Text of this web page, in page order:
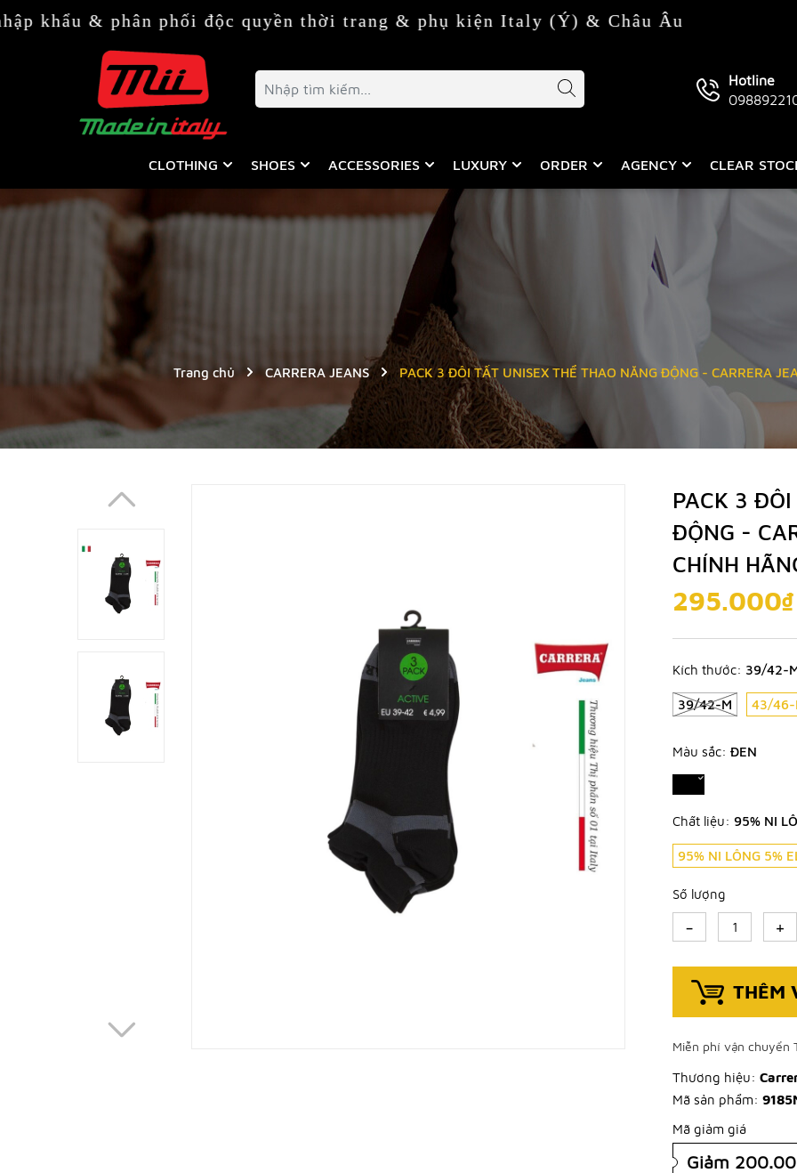
phối độc quyền thời trang & phụ kiện Italy (Ý) & Châu Âu
Hotline
CLOTHING SHOES ACCESSORIES LUXURY ORDER AGENCY CLEAR
Trang chủ CARRERA JEANS PACK 3 ĐÔI TẤT UNISEX THỂ THAO NĂNG ĐỘNG - CARRERA
PACK 3
ĐỘNG -
CHÍNH
295.000₫
Kích thước: 39/42-
39/42-M 43/46-
Màu sắc: ĐEN
Chất liệu: 95% NI
95% NI LÔNG 5%
Số lượng
- +
THÊM
Miễn phí vận chuyển
Thương hiệu:
Mã sản phẩm:
Mã giảm giá
Giảm